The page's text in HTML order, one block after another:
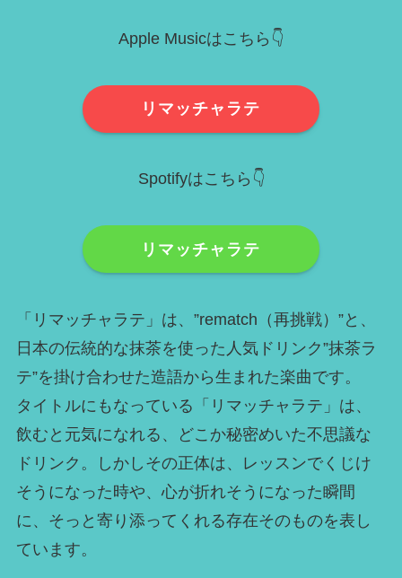
Apple Musicはこちら👇
リマッチャラテ
Spotifyはこちら👇
リマッチャラテ
「リマッチャラテ」は、”rematch（再挑戦）”と、
日本の伝統的な抹茶を使った人気ドリンク”抹茶ラ
テ”を掛け合わせた造語から生まれた楽曲です。
タイトルにもなっている「リマッチャラテ」は、
飲むと元気になれる、どこか秘密めいた不思議な
ドリンク。しかしその正体は、レッスンでくじけ
そうになった時や、心が折れそうになった瞬間
に、そっと寄り添ってくれる存在そのものを表し
ています。